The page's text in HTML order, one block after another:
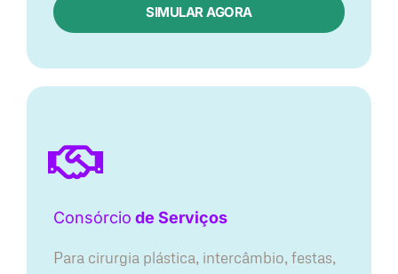
SIMULAR AGORA
Consórcio de Serviços
Para cirurgia plástica, intercâmbio, festas,